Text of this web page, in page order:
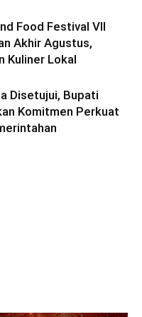
Food Festival VII
Akhir Agustus,
Kuliner Lokal
Disetujui, Bupati
Komitmen Perkuat